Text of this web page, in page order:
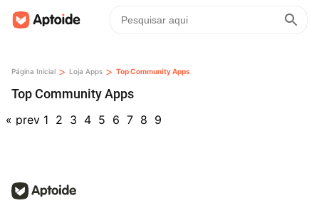
Página Inicial > Loja Apps > Top Community Apps
Top Community Apps
« prev 1 2 3 4 5 6 7 8 9